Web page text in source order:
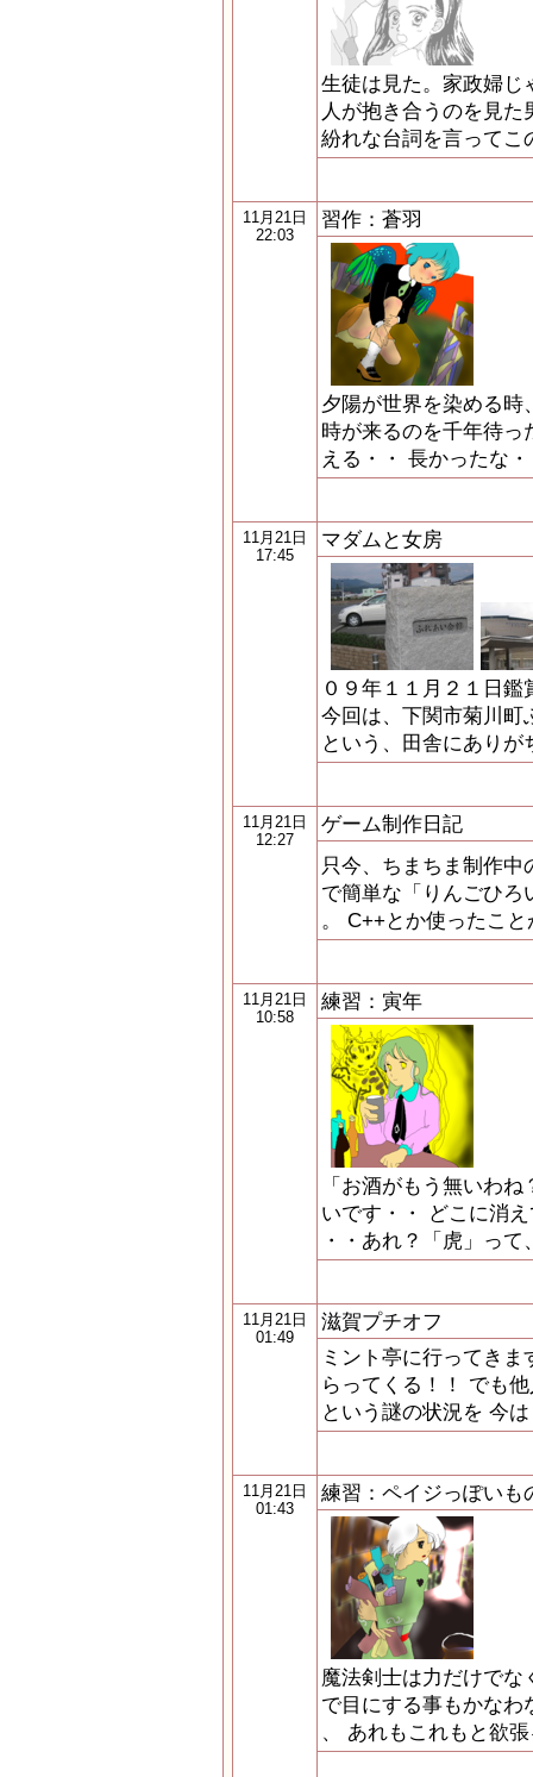
生徒は見た。家政婦じ
人が抱き合うのを見
紛れな台詞を言ってこ
11月21日
22:03
習作：蒼羽
夕陽が世界を染める時
時が来るのを千年待っ
える・・ 長かったな
11月21日
17:45
マダムと女房
０９年１１月２１日
今回は、下関市菊川町
という、田舎にあり
11月21日
12:27
ゲーム制作日記
只今、ちまちま制作
で簡単な「りんごひろ
。 C++とか使ったこ
11月21日
10:58
練習：寅年
「お酒がもう無いわ
いです・・ どこに消
・・あれ？「虎」っ
11月21日
01:49
滋賀プチオフ
ミント亭に行ってき
らってくる！！ でも
という謎の状況を 今
11月21日
01:43
練習：ペイジっぽいも
魔法剣士は力だけでな
で目にする事もかなわ
、 あれもこれもと欲